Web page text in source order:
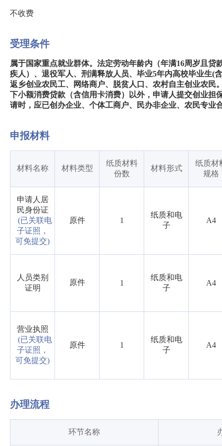
不收费
受理条件
属于国家重点就业群体。法定劳动年龄内（年满16周岁且
疾人）、退役军人、刑满释放人员、毕业5年内高校毕业生(
返乡创业农民工、网络商户、脱贫人口、农村自主创业农
下小额消费贷款（含信用卡消费）以外，申请人提交创业
请时，应已创办企业、个体工商户、民办非企业、农民专
申报材料
材料名称 材料类型
纸质材料
份数
材料形式
纸质材
规格
申请人居
民身份证
(已关联电
子证照，
可免提交)
原件 1
纸质和电
子
A4
人员类别
证明
原件 1
纸质和电
子
A4
营业执照
(已关联电
子证照，
可免提交)
原件 1
纸质和电
子
A4
办理流程
环节名称